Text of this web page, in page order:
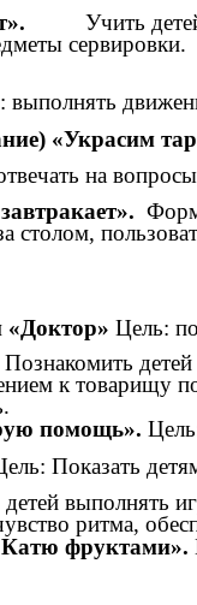
Учить
сервировки.
выполнять
«Украсим
на
столом,
«Доктор» Цель:
Познакомить
к товарищу
помощь».
Показать
выполнять
ритма,
Катю фруктами».